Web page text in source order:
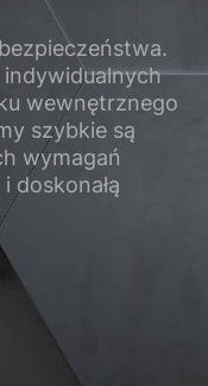
indywidualnych
wewnętrznego
szybkie są
wymagań
doskonałą